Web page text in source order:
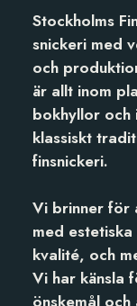
Stockholms
snickeri med
och
är allt inom
bokhyllor och
klassiskt
finsnickeri.
Vi brinner för
med
kvalité, och
Vi har känsla